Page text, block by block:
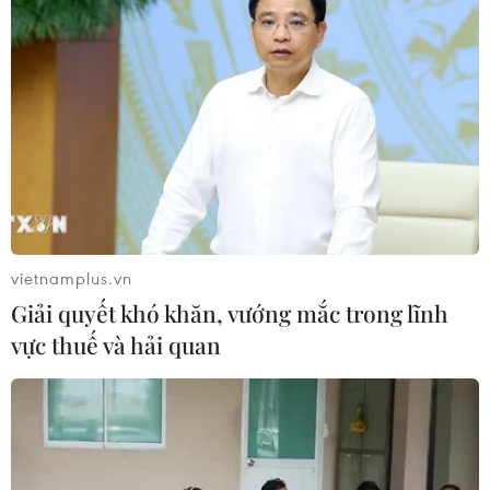
bang và Bộ Nội vụ Iraq đang tập trung chiến
đấu ở mặt trận phía Nam. Tuy nhiên các lực
lượng này hiện đang dậm chân tại chỗ, không
tiến được thêm dù đã ở ngay cạnh sân bay
Mosul, nằm ở phía Nam thành phố./.
(Vietnam+)
vietnamplus.vn
Giải quyết khó khăn, vướng mắc trong lĩnh
vực thuế và hải quan